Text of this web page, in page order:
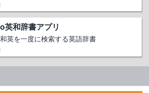
英和辞書アプリ
英を一度に検索する英語辞書